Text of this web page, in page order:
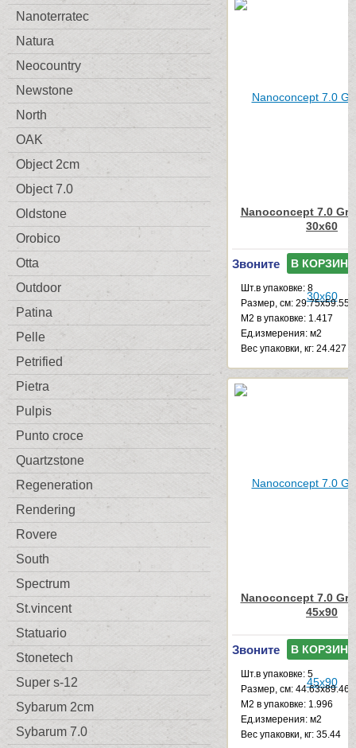
Nanoterratec
Natura
Neocountry
Newstone
North
OAK
Object 2cm
Object 7.0
Oldstone
Orobico
Otta
Outdoor
Patina
Pelle
Petrified
Pietra
Pulpis
Punto croce
Quartzstone
Regeneration
Rendering
Rovere
South
Spectrum
St.vincent
Statuario
Stonetech
Super s-12
Sybarum 2cm
Sybarum 7.0
Nanoconcept 7.0
30x60
Звоните В КОРЗИНУ
Шт.в упаковке: 8
Размер, см: 29.75x59.55
М2 в упаковке: 1.417
Ед.измерения: м2
Веc упаковки, кг: 24.427
Nanoconcept 7.0
45x90
Звоните В КОРЗИНУ
Шт.в упаковке: 5
Размер, см: 44.63x89.46
М2 в упаковке: 1.996
Ед.измерения: м2
Веc упаковки, кг: 35.44